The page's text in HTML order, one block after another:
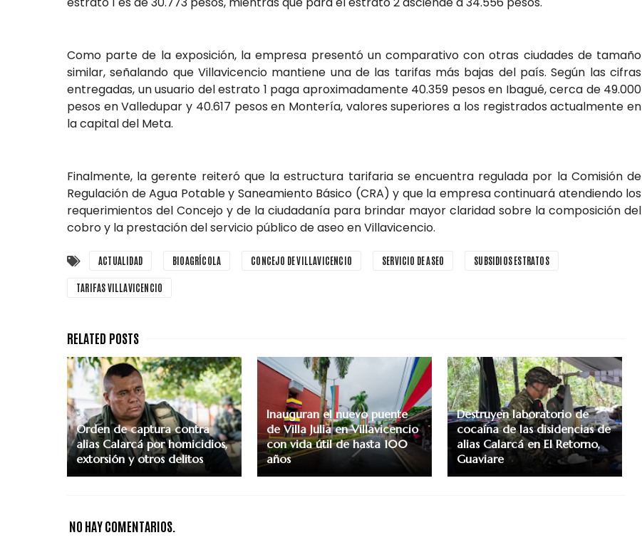
Como parte de la exposición, la empresa presentó un comparativo con otras ciudades de tamaño
similar, señalando que Villavicencio mantiene una de las tarifas más bajas del país. Según las cifras
entregadas, un usuario del estrato 1 paga aproximadamente 40.359 pesos en Ibagué, cerca de 49.000
pesos en Valledupar y 40.617 pesos en Montería, valores superiores a los registrados actualmente en
la capital del Meta.
Finalmente, la gerente reiteró que la estructura tarifaria se encuentra regulada por la Comisión de
Regulación de Agua Potable y Saneamiento Básico (CRA) y que la empresa continuará atendiendo los
requerimientos del Concejo y de la ciudadanía para brindar mayor claridad sobre la composición del
cobro y la prestación del servicio público de aseo en Villavicencio.
ACTUALIDAD BIOAGRÍCOLA CONCEJO DE VILLAVICENCIO SERVICIO DE ASEO SUBSIDIOS ESTRATOS
TARIFAS VILLAVICENCIO
Orden de captura contra
alias Calarcá por homicidios,
extorsión y otros delitos
Inauguran el nuevo puente
de Villa Julia en Villavicencio
con vida útil de hasta 100
años
Destruyen laboratorio de
cocaína de las disidencias de
alias Calarcá en El Retorno,
Guaviare
NO HAY COMENTARIOS.